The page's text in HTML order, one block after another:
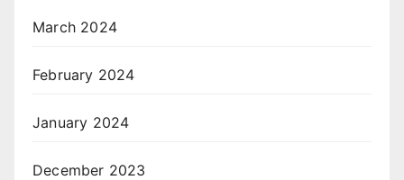
March 2024
February 2024
January 2024
December 2023